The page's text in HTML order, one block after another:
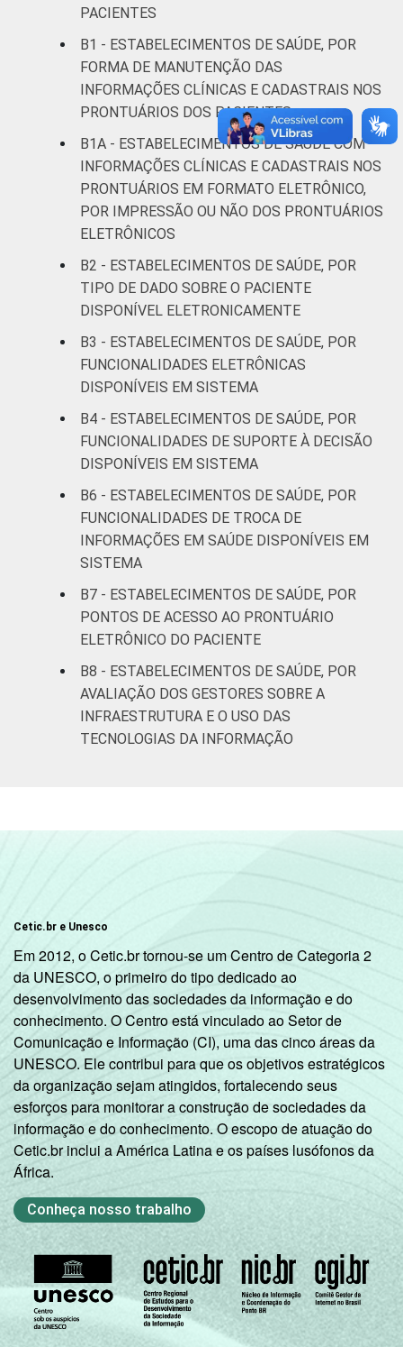
Serviço de
apoio à
diagnose e
terapia
20
LOCALIZAÇÃO Capital 23
Interior 30
¹Cada item apresentado se refere apenas
aos resultados da alternativa "Sim".
Fonte: CGI.br/NIC.br, Centro Regional de
Estudos para o Desenvolvimento da
Sociedade da Informação (Cetic.br),
Pesquisa sobre o uso das tecnologias de
informação e comunicação nos
estabelecimentos de saúde brasileiros - TIC
Saúde 2017.
PACIENTES
B1 - ESTABELECIMENTOS DE SAÚDE, POR
FORMA DE MANUTENÇÃO DAS
INFORMAÇÕES CLÍNICAS E CADASTRAIS NOS
PRONTUÁRIOS DOS PACIENTES
B1A - ESTABELECIMENTOS DE SAÚDE COM
INFORMAÇÕES CLÍNICAS E CADASTRAIS NOS
PRONTUÁRIOS EM FORMATO ELETRÔNICO,
POR IMPRESSÃO OU NÃO DOS PRONTUÁRIOS
ELETRÔNICOS
B2 - ESTABELECIMENTOS DE SAÚDE, POR
TIPO DE DADO SOBRE O PACIENTE
DISPONÍVEL ELETRONICAMENTE
B3 - ESTABELECIMENTOS DE SAÚDE, POR
FUNCIONALIDADES ELETRÔNICAS
DISPONÍVEIS EM SISTEMA
B4 - ESTABELECIMENTOS DE SAÚDE, POR
FUNCIONALIDADES DE SUPORTE À DECISÃO
DISPONÍVEIS EM SISTEMA
B6 - ESTABELECIMENTOS DE SAÚDE, POR
FUNCIONALIDADES DE TROCA DE
INFORMAÇÕES EM SAÚDE DISPONÍVEIS EM
SISTEMA
B7 - ESTABELECIMENTOS DE SAÚDE, POR
PONTOS DE ACESSO AO PRONTUÁRIO
ELETRÔNICO DO PACIENTE
B8 - ESTABELECIMENTOS DE SAÚDE, POR
AVALIAÇÃO DOS GESTORES SOBRE A
INFRAESTRUTURA E O USO DAS
TECNOLOGIAS DA INFORMAÇÃO
Cetic.br e Unesco
Em 2012, o Cetic.br tornou-se um Centro de Categoria 2
da UNESCO, o primeiro do tipo dedicado ao
desenvolvimento das sociedades da informação e do
conhecimento. O Centro está vinculado ao Setor de
Comunicação e Informação (CI), uma das cinco áreas da
UNESCO. Ele contribui para que os objetivos estratégicos
da organização sejam atingidos, fortalecendo seus
esforços para monitorar a construção de sociedades da
informação e do conhecimento. O escopo de atuação do
Cetic.br inclui a América Latina e os países lusófonos da
África.
Conheça nosso trabalho